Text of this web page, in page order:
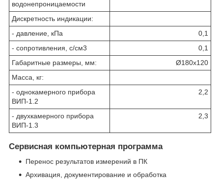
водонепроницаемости
Дискретность индикации:
- давление, кПа
0,1
- сопротивления, с/см3
0,1
Габаритные размеры, мм:
Ø180х120
Масса, кг:
- однокамерного прибора
ВИП-1.2
2,2
- двухкамерного прибора
ВИП-1.3
2,3
Сервисная компьютерная программа
Перенос результатов измерений в ПК
Архивация, документирование и обработка